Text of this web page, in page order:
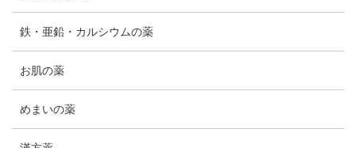
鉄・亜鉛・カルシウムの薬
お肌の薬
めまいの薬